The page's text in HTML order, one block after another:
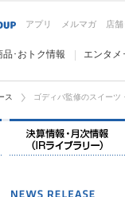
アプリ メルマガ 店
品･おトク情報 エンタメ
ス ゴディバ監修のスイーツ
企業情報